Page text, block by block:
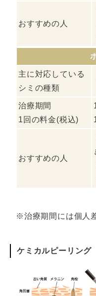
おすすめの人
主に対応している
シミの種類
治療期間
1回の料金(税込)
おすすめの人
※治療期間には個人
ケミカルピーリング